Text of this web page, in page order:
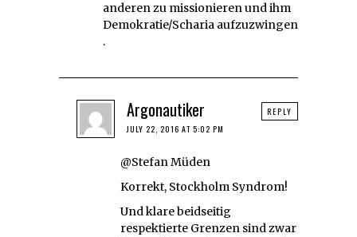
anderen zu missionieren und ihm
Demokratie/Scharia aufzuzwingen
.
Argonautiker
JULY 22, 2016 AT 5:02 PM
@Stefan Müden
Korrekt, Stockholm Syndrom!
Und klare beidseitig
respektierte Grenzen sind zwar
REPLY